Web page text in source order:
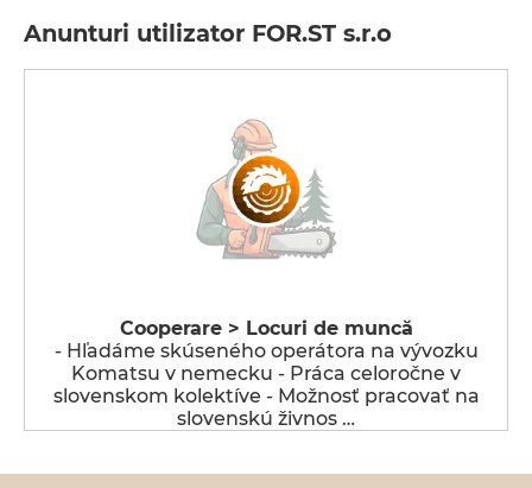
Anunturi utilizator FOR.ST s.r.o
Cooperare > Locuri de muncă
- Hľadáme skúseného operátora na vývozku
Komatsu v nemecku - Práca celoročne v
slovenskom kolektíve - Možnosť pracovať na
slovenskú živnos …